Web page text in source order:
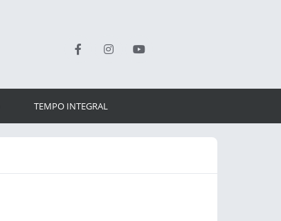
TEMPO INTEGRAL